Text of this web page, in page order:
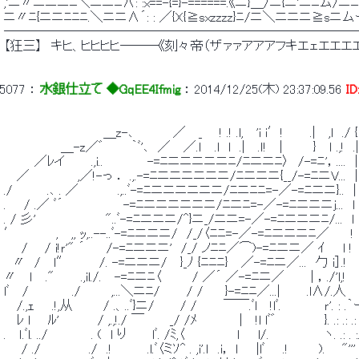
,'ニ〃ニニニﾆ＼ニニﾆ∧: :x==-{=}-======.《ニ}＿/ニ{ニ'ニﾆム/ニﾆ}
ニ〃ﾆ{ニニﾆﾆﾆ.＼ニニ∧´: : ／{X{≧sxzzzz}ﾆ/ニ＼ニニニ≧sニム
【狂三】　キヒ、ヒヒヒヒ―――《刻々帝（ザァァアアアフキエェエエ
5077 ： 水銀仕立て ◆GqEE4Ifmig ： 2014/12/25(木) 23:37:09.56
＿z-､　　　　 ／　 _ 　 ! .! .l,　 'i i′!　　　.|　 ,l　./ { 　 l
＿-z／゛　　　｀ﾞ'､　／　 ／.ｌ　 .l　l　.|　 .ｌ!　 |　　　 }　 ｌ .,!　
／ﾚイ　　　.,i..　　　　　-=ﾆニニニニニﾆ/ﾆニニﾆ〉　/-=ﾆ'，....　|　
／　　　　　 ,／!-っ ． .,.-=ﾆニニニニニニ/ﾆニニニ{__/-=ﾆニV...　|　
./ 　　　 .､ . ／ 　　　　.,..ﾞ-=ﾆニニニニニニ/ﾆニﾆﾆ=-／-=ﾆニニ}..　|　
.　　/ .／ ﾞ´　　 　 　 　 -=ﾆニニニニニニ/ﾆニﾆ=-／-=ﾆニニニj...　l　
. / 彡'　　　　　　 　 "..ﾞ-=ﾆニニニ/^}ニ_/ニニ=-／-=ﾆニニニﾆ/...　l
′　　　　 ,　 ,, ｯ,..--..ﾞ-=ﾆニニニ/　/_/〈ﾆﾆ=-／-=ﾆニニニﾆ／　　 !　　
/ 　 / i!ｒ'" ´　　 /-=ﾆニニニ'　/_/ ノﾆﾆ／⌒)-=ﾆニニ／ ｲ　　l !　　.|
〃　/　 l″　　 　/. -=ニニニ/　 }_ﾉ {ﾆﾆﾆ}　 ／-=ﾆニ／...　勹 i］.!　　 /.
〃　 ｌ　 ."　　　.,il./.　 -=ﾆニﾆ〈　　　 / ／´ ／-=ﾆニ／　　　| ，./'l,!　　 l
lﾞ　 /　　 　　 ./　　　 ,...＼ニﾆ/　　　/ /　　 }-=ﾆﾆ／...|　　　.l∧/.人　
/.,ｪ　　.!,从　　　 / .、..ﾞ}ニ/　 　 / /　　　￣￣.ﾞl　 !lﾞ.　　　 　 ｒ'.
ﾚ l　　ﾙ'　 　 　 / ,.,!./ ￣　 　 _/ /ﾒ 　 　 　 |　 !l lﾞ゛　　 　 　 }. .: .:
.　 ｌ.ﾞl. ../ 　　　　 . (　l り　 　 lﾞ. /ﾐ,〈　　　　 　 ｌ　　l/. 　 　 　 　 ヽ.
/ ./ 　　　　　./　.!　　　　.l.ﾞ〈ミｿ^ . ,i'.ｌ　.i， ｌ　　|lﾞ　　.!　　　 ).